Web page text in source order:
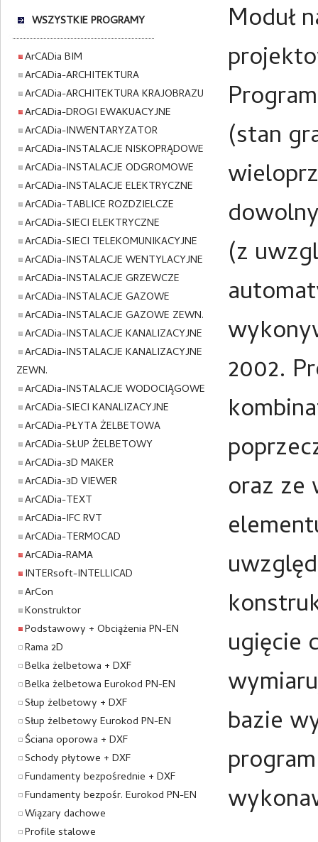
WSZYSTKIE PROGRAMY
ArCADia BIM
ArCADia-ARCHITEKTURA
ArCADia-ARCHITEKTURA KRAJOBRAZU
ArCADia-DROGI EWAKUACYJNE
ArCADia-INWENTARYZATOR
ArCADia-INSTALACJE NISKOPRĄDOWE
ArCADia-INSTALACJE ODGROMOWE
ArCADia-INSTALACJE ELEKTRYCZNE
ArCADia-TABLICE ROZDZIELCZE
ArCADia-SIECI ELEKTRYCZNE
ArCADia-SIECI TELEKOMUNIKACYJNE
ArCADia-INSTALACJE WENTYLACYJNE
ArCADia-INSTALACJE GRZEWCZE
ArCADia-INSTALACJE GAZOWE
ArCADia-INSTALACJE GAZOWE ZEWN.
ArCADia-INSTALACJE KANALIZACYJNE
ArCADia-INSTALACJE KANALIZACYJNE
ZEWN.
ArCADia-INSTALACJE WODOCIĄGOWE
ArCADia-SIECI KANALIZACYJNE
ArCADia-PŁYTA ŻELBETOWA
ArCADia-SŁUP ŻELBETOWY
ArCADia-3D MAKER
ArCADia-3D VIEWER
ArCADia-TEXT
ArCADia-IFC RVT
ArCADia-TERMOCAD
ArCADia-RAMA
INTERsoft-INTELLICAD
ArCon
Konstruktor
Podstawowy + Obciążenia PN-EN
Rama 2D
Belka żelbetowa + DXF
Belka żelbetowa Eurokod PN-EN
Słup żelbetowy + DXF
Słup żelbetowy Eurokod PN-EN
Ściana oporowa + DXF
Schody płytowe + DXF
Fundamenty bezpośrednie + DXF
Fundamenty bezpośr. Eurokod PN-EN
Wiązary dachowe
Profile stalowe
Moduł
(stan
(z
2002.
oraz ze
ugięcie
bazie